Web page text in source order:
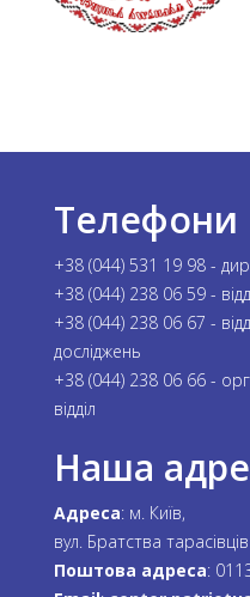
Телефони
+38 (044) 531 19 98 -
+38 (044) 238 06 59 -
+38 (044) 238 06 67 -
досліджень
+38 (044) 238 06 66 -
відділ
Наша
Адреса: м. Київ,
вул. Братства
Поштова адреса: